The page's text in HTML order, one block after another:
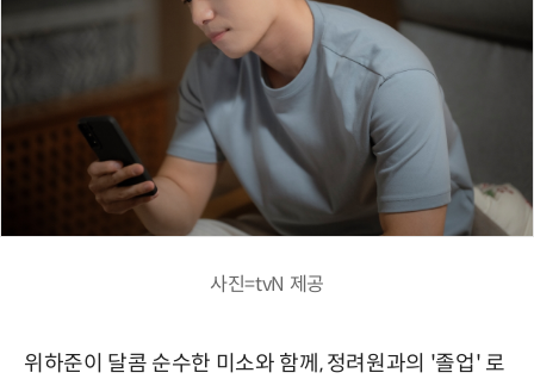
사진=tvN 제공
위하준이 달콤 순수한 미소와 함께, 정려원과의 '졸업' 로